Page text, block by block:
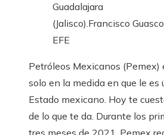
Guadalajara
(Jalisco).Francisco
EFE
Petróleos Mexicanos (Pemex)
solo en la medida en que le es
Estado mexicano. Hoy te
de lo que te da. Durante los